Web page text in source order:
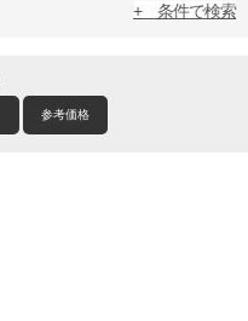
+ 条件で検索
参考価格